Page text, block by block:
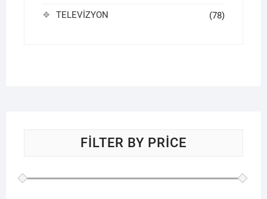
TELEVİZYON (78)
FILTER BY PRICE